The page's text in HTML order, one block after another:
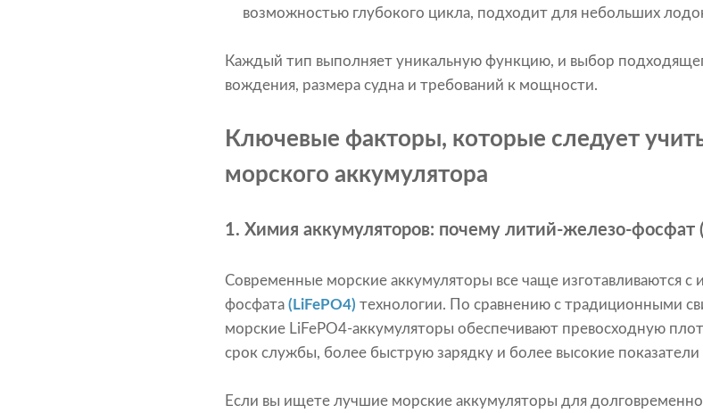
возможностью глубокого цикла, подходит для небольших
Каждый тип выполняет уникальную функцию, и выбор
вождения, размера судна и требований к мощности.
Ключевые факторы, которые следует
морского аккумулятора
1. Химия аккумуляторов: почему литий-железо-фосфат
Современные морские аккумуляторы все чаще изготавливаются с
фосфата (LiFePO4) технологии. По сравнению с традиционными
морские LiFePO4-аккумуляторы обеспечивают превосходную
срок службы, более быструю зарядку и более высокие показатели
Если вы ищете лучшие морские аккумуляторы для